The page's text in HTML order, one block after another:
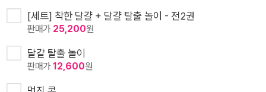
[세트] 착한 달걀 + 달걀 탈출 놀이 - 전2권
판매가 25,200원
달걀 탈출 놀이
판매가12,600원